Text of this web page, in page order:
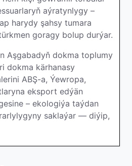
aýratynlygy –
harydy şahsy tumara
goragy bolup durýar.
Aşgabadyň dokma toplumy
dokma kärhanasy
ABŞ-a, Ýewropa,
eksport edýän
– ekologiýa taýdan
saklaýar — diýip,